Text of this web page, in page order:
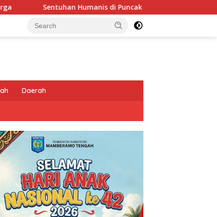
di Puncak Jaya: Saat Satgas Ops Damai Cartenz Ikut
Daerah